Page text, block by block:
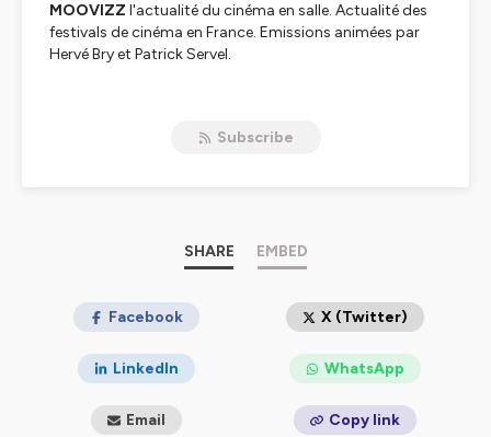
MOOVIZZ l'actualité du cinéma en salle. Actualité des
festivals de cinéma en France. Emissions animées par
Hervé Bry et Patrick Servel.
Subscribe
SHARE EMBED
Facebook X (Twitter)
LinkedIn WhatsApp
Email Copy link